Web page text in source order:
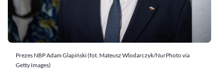
Prezes NBP Adam Glapiński (fot. Mateusz Wlodarczyk/NurPhoto via
Getty Images)